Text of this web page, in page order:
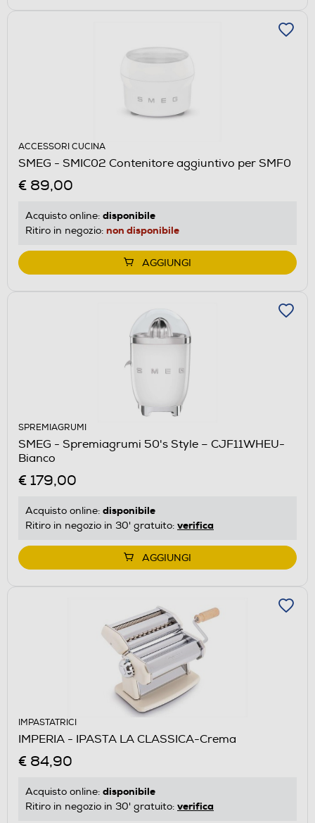
ACCESSORI CUCINA
SMEG - SMIC02 Contenitore aggiuntivo per SMF0
€ 89,00
Acquisto online: disponibile
Ritiro in negozio: non disponibile
AGGIUNGI
SPREMIAGRUMI
SMEG - Spremiagrumi 50's Style – CJF11WHEU-
Bianco
€ 179,00
Acquisto online: disponibile
Ritiro in negozio in 30' gratuito: verifica
AGGIUNGI
IMPASTATRICI
IMPERIA - IPASTA LA CLASSICA-Crema
€ 84,90
Acquisto online: disponibile
Ritiro in negozio in 30' gratuito: verifica